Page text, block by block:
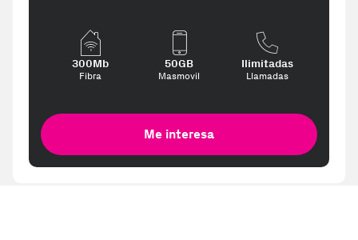
300Mb
Fibra
50GB
Masmovil
Ilimitadas
Llamadas
Me interesa